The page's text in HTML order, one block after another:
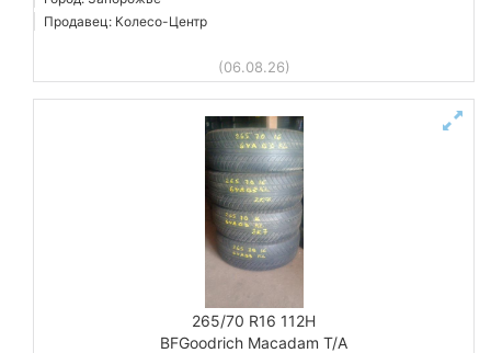
Продавец: Колесо-Центр
(06.08.26)
265/70 R16 112H
BFGoodrich Macadam T/A